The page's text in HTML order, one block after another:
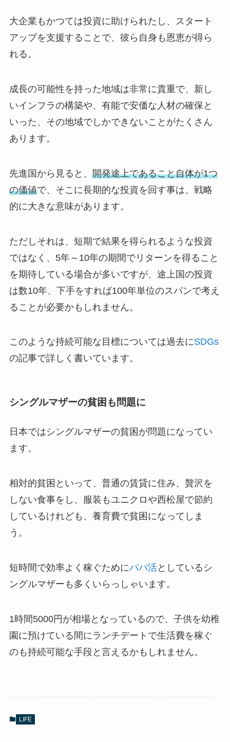
大企業もかつては投資に助けられたし、スタート
アップを支援することで、彼ら自身も恩恵が得ら
れる。
成長の可能性を持った地域は非常に貴重で、新し
いインフラの構築や、有能で安価な人材の確保と
いった、その地域でしかできないことがたくさん
あります。
先進国から見ると、 開発途上であること自体が1つ
の価値で、そこに長期的な投資を回す事は、戦略
的に大きな意味があります。
ただしそれは、短期で結果を得られるような投資
ではなく、5年～10年の期間でリターンを得ること
を期待している場合が多いですが、途上国の投資
は数10年、下手をすれば100年単位のスパンで考え
ることが必要かもしれません。
このような持続可能な目標については過去にSDGs
の記事で詳しく書いています。
シングルマザーの貧困も問題に
日本ではシングルマザーの貧困が問題になってい
ます。
相対的貧困といって、普通の賃貸に住み、贅沢を
しない食事をし、服装もユニクロや西松屋で節約
しているけれども、養育費で貧困になってしま
う。
短時間で効率よく稼ぐためにパパ活としているシ
ングルマザーも多くいらっしゃいます。
1時間5000円が相場となっているので、子供を幼稚
園に預けている間にランチデートで生活費を稼ぐ
のも持続可能な手段と言えるかもしれません。
LIFE